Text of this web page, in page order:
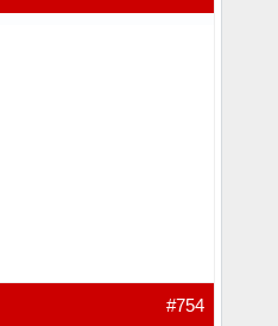
#754